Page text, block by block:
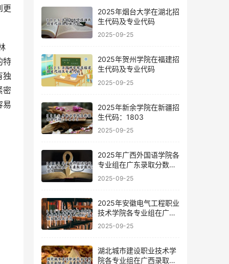
更
特
独
密
易
2025年烟台大学在湖北招
生代码及专业代码
2025-09-25
2025年贺州学院在福建招
生代码及专业代码
2025-09-25
2025年新余学院在新疆招
生代码：1803
2025-09-25
2025年广西外国语学院各
专业组在广东录取分数线
及位次
2025-09-25
2025年安徽电气工程职业
技术学院各专业组在广东
录取分数线及位次
2025-09-25
湖北城市建设职业技术学
院各专业组在广西录取分